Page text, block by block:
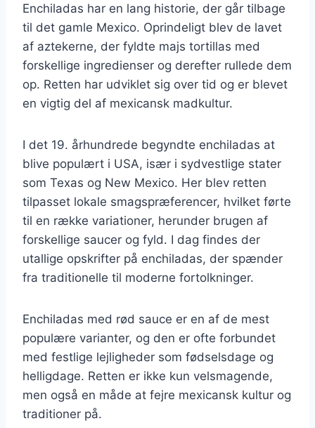
Enchiladas har en lang historie, der går tilbage
til det gamle Mexico. Oprindeligt blev de lavet
af aztekerne, der fyldte majs tortillas med
forskellige ingredienser og derefter rullede dem
op. Retten har udviklet sig over tid og er blevet
en vigtig del af mexicansk madkultur.
I det 19. århundrede begyndte enchiladas at
blive populært i USA, især i sydvestlige stater
som Texas og New Mexico. Her blev retten
tilpasset lokale smagspræferencer, hvilket førte
til en række variationer, herunder brugen af
forskellige saucer og fyld. I dag findes der
utallige opskrifter på enchiladas, der spænder
fra traditionelle til moderne fortolkninger.
Enchiladas med rød sauce er en af de mest
populære varianter, og den er ofte forbundet
med festlige lejligheder som fødselsdage og
helligdage. Retten er ikke kun velsmagende,
men også en måde at fejre mexicansk kultur og
traditioner på.